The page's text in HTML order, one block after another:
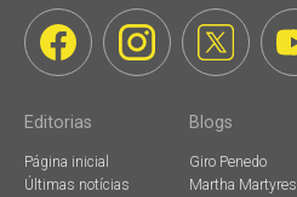
Editorias
Página inicial
Últimas notícias
Blogs
Giro Penedo
Martha Martyres